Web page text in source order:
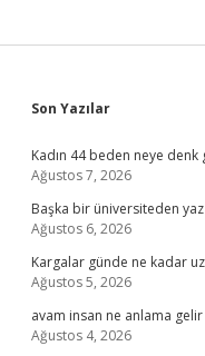
Sidebar
Son Yazılar
Kadın 44 beden neye denk
Ağustos 7, 2026
Başka bir üniversiteden yaz
Ağustos 6, 2026
Kargalar günde ne kadar
Ağustos 5, 2026
avam insan ne anlama gelir
Ağustos 4, 2026